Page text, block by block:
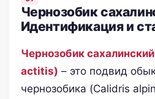
Чернозобик
Идентификация и
Чернозобик
actitis) – это подвид
чернозобика (Calidris